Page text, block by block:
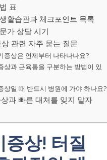
표
활습관과 체크포인트 목록
가 상담 시기
관련 자주 묻는 질문
증상은 언제부터 나타나나요?
상과 근육통을 구분하는 방법이 있
상일 때 반드시 병원에 가야 하나요?
과 빠른 대처를 잊지 말자
상! 터질